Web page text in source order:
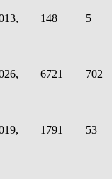
148 5
6721 702
1791 53